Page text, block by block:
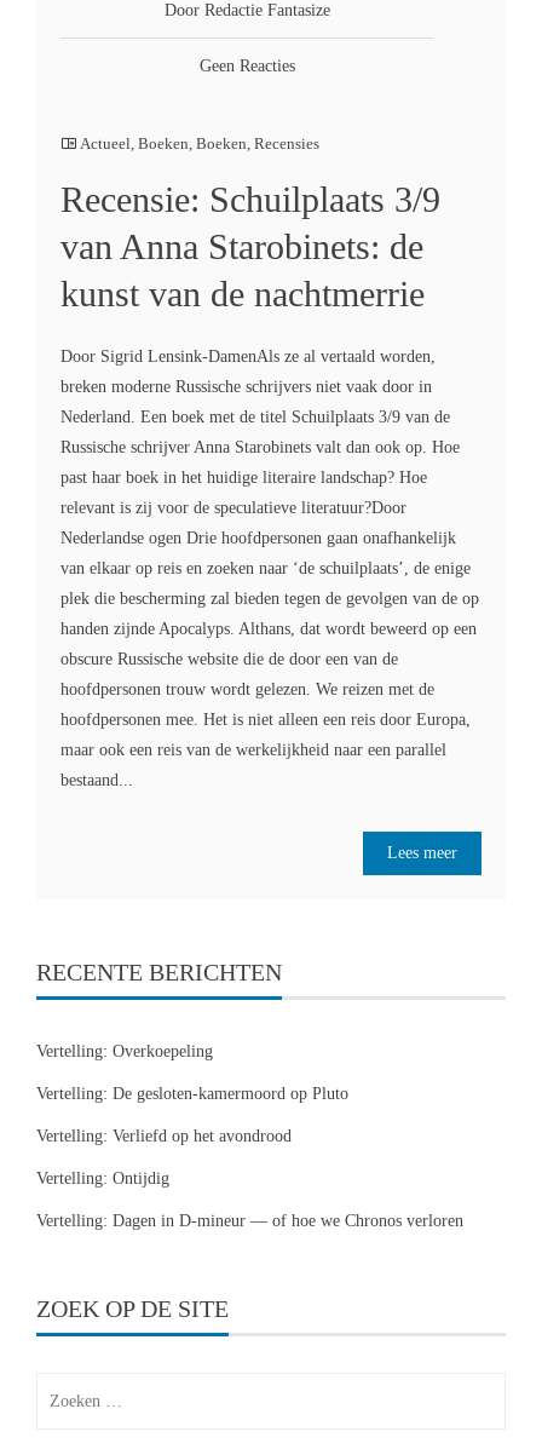
Door Redactie Fantasize
Geen Reacties
Actueel, Boeken, Boeken, Recensies
Recensie: Schuilplaats 3/9
van Anna Starobinets: de
kunst van de nachtmerrie
Door Sigrid Lensink-DamenAls ze al vertaald worden,
breken moderne Russische schrijvers niet vaak door in
Nederland. Een boek met de titel Schuilplaats 3/9 van de
Russische schrijver Anna Starobinets valt dan ook op. Hoe
past haar boek in het huidige literaire landschap? Hoe
relevant is zij voor de speculatieve literatuur?Door
Nederlandse ogen Drie hoofdpersonen gaan onafhankelijk
van elkaar op reis en zoeken naar ‘de schuilplaats’, de enige
plek die bescherming zal bieden tegen de gevolgen van de op
handen zijnde Apocalyps. Althans, dat wordt beweerd op een
obscure Russische website die de door een van de
hoofdpersonen trouw wordt gelezen. We reizen met de
hoofdpersonen mee. Het is niet alleen een reis door Europa,
maar ook een reis van de werkelijkheid naar een parallel
bestaand...
Lees meer
RECENTE BERICHTEN
Vertelling: Overkoepeling
Vertelling: De gesloten-kamermoord op Pluto
Vertelling: Verliefd op het avondrood
Vertelling: Ontijdig
Vertelling: Dagen in D-mineur — of hoe we Chronos verloren
ZOEK OP DE SITE